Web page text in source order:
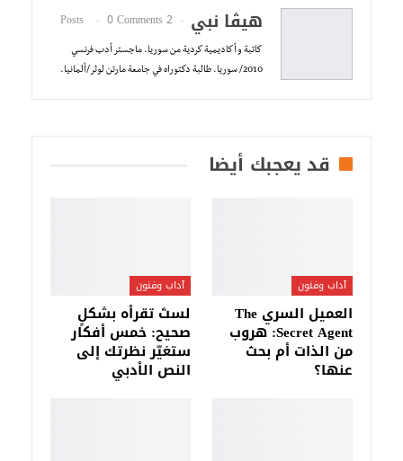
هيڤا نبي 2 Posts
0 Comments
كاتبة و أكاديمية كردية من سوريا. ماجستر أدب فرنسي
2010/ سوريا. طالبة دكتوراه في جامعة مارتن لوثر/ألمانيا.
قد يعجبك أيضا
آداب وفنون
العميل السري The
Secret Agent: هروب
من الذات أم بحث
عنها؟
آداب وفنون
لستَ تقرأه بشكلٍ
صحيح: خمس أفكار
ستغيّر نظرتك إلى
النص الأدبي